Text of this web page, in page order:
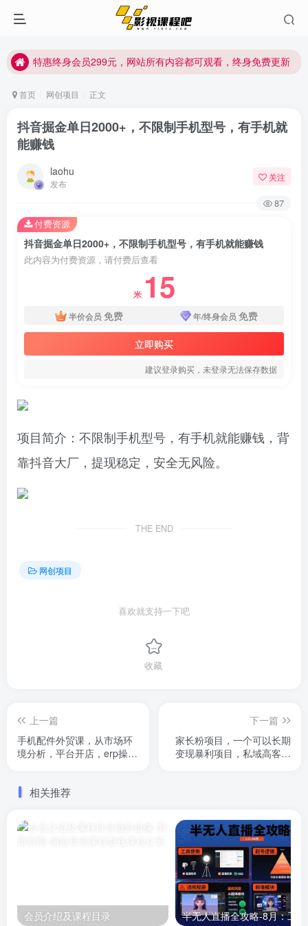
特惠终身会员299元，网站所有内容都可观看，终身免费更新
特惠终身会员299元，网站所有内容都可观看，终身免费更新
首页 网创项目 正文
抖音掘金单日2000+，不限制手机型号，有手机就
能赚钱
laohu
发布
关注
87
抖音掘金单日2000+，不限制手机型号，有手机就能赚钱
此内容为付费资源，请付费后查看
米 15
半价会员 免费 年/终身会员 免费
立即购买
建议登录购买，未登录无法保存数据
付费资源
项目简介：不限制手机型号，有手机就能赚钱，背
靠抖音大厂，提现稳定，安全无风险。
THE END
网创项目
喜欢就支持一下吧
收藏
上一篇
手机配件外贸课，从市场环
境分析，平台开店，erp操作
下一篇
家长粉项目，一个可以长期
变现暴利项目，私域高客单
相关推荐
会员介绍及课程目录